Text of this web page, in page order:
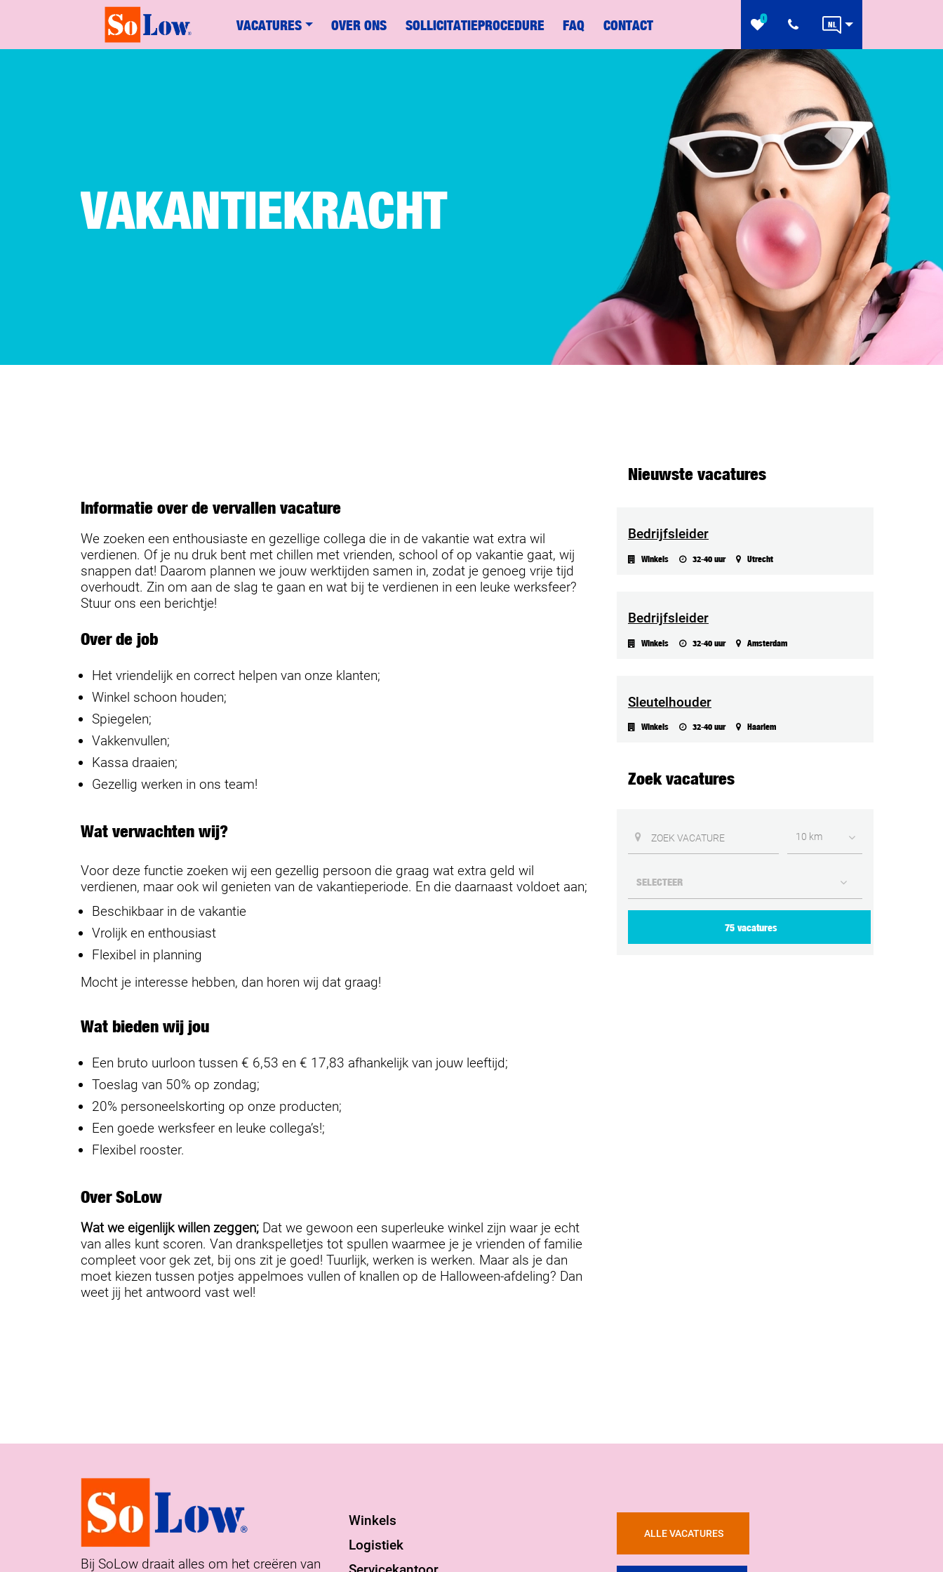
VACATURES OVER ONS SOLLICITATIEPROCEDURE FAQ CONTACT 0 NL
VAKANTIEKRACHT
Informatie over de vervallen vacature
We zoeken een enthousiaste en gezellige collega die in de vakantie wat extra wil
verdienen. Of je nu druk bent met chillen met vrienden, school of op vakantie gaat, wij
snappen dat! Daarom plannen we jouw werktijden samen in, zodat je genoeg vrije tijd
overhoudt. Zin om aan de slag te gaan en wat bij te verdienen in een leuke werksfeer?
Stuur ons een berichtje!
Over de job
Het vriendelijk en correct helpen van onze klanten;
Winkel schoon houden;
Spiegelen;
Vakkenvullen;
Kassa draaien;
Gezellig werken in ons team!
Wat verwachten wij?
Voor deze functie zoeken wij een gezellig persoon die graag wat extra geld wil
verdienen, maar ook wil genieten van de vakantieperiode. En die daarnaast voldoet aan;
Beschikbaar in de vakantie
Vrolijk en enthousiast
Flexibel in planning
Mocht je interesse hebben, dan horen wij dat graag!
Wat bieden wij jou
Een bruto uurloon tussen € 6,53 en € 17,83 afhankelijk van jouw leeftijd;
Toeslag van 50% op zondag;
20% personeelskorting op onze producten;
Een goede werksfeer en leuke collega’s!;
Flexibel rooster.
Over SoLow
Wat we eigenlijk willen zeggen; Dat we gewoon een superleuke winkel zijn waar je echt
van alles kunt scoren. Van drankspelletjes tot spullen waarmee je je vrienden of familie
compleet voor gek zet, bij ons zit je goed! Tuurlijk, werken is werken. Maar als je dan
moet kiezen tussen potjes appelmoes vullen of knallen op de Halloween-afdeling? Dan
weet jij het antwoord vast wel!
Nieuwste vacatures
Bedrijfsleider
Winkels 32-40 uur Utrecht
Bedrijfsleider
Winkels 32-40 uur Amsterdam
Sleutelhouder
Winkels 32-40 uur Haarlem
Zoek vacatures
10 km
75 vacatures
Bij SoLow draait alles om het creëren van
Winkels
Logistiek
ALLE VACATURES